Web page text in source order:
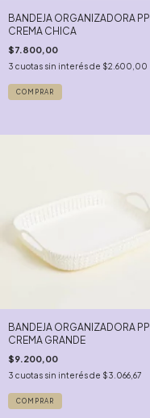
BANDEJA ORGANIZADORA PP
CREMA CHICA
$7.800,00
3 cuotas sin interés de $2.600,00
BANDEJA ORGANIZADORA PP
CREMA GRANDE
$9.200,00
3 cuotas sin interés de $3.066,67